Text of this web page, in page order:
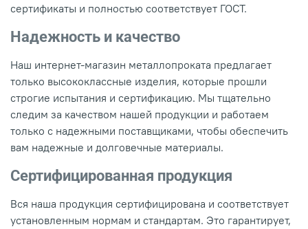
сертификаты и полностью соответствует ГОСТ.
Надежность и качество
Наш интернет-магазин металлопроката предлагает
только высококлассные изделия, которые прошли
строгие испытания и сертификацию. Мы тщательно
следим за качеством нашей продукции и работаем
только с надежными поставщиками, чтобы обеспечить
вам надежные и долговечные материалы.
Сертифицированная продукция
Вся наша продукция сертифицирована и соответствует
установленным нормам и стандартам. Это гарантирует,